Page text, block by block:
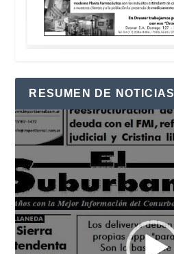
RESUMEN DE NOTICIAS
Reproductor
de
vídeo